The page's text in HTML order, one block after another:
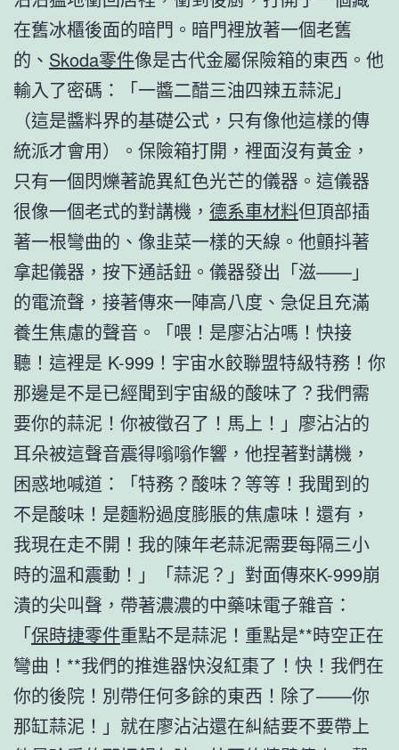
在舊冰櫃後面的暗門。暗門裡放著一個老舊
的、 Skoda零件像是古代金屬保險箱的東西。他
輸入了密碼：「一醬二醋三油四辣五蒜泥」
（這是醬料界的基礎公式，只有像他這樣的傳
統派才會用）。保險箱打開，裡面沒有黃金，
只有一個閃爍著詭異紅色光芒的儀器。這儀器
很像一個老式的對講機， 德系車材料但頂部插
著一根彎曲的、像韭菜一樣的天線。他顫抖著
拿起儀器，按下通話鈕。儀器發出「滋——」
的電流聲，接著傳來一陣高八度、急促且充滿
養生焦慮的聲音。「喂！是廖沾沾嗎！快接
聽！這裡是 K-999！宇宙水餃聯盟特級特務！你
那邊是不是已經聞到宇宙級的酸味了？我們需
要你的蒜泥！你被徵召了！馬上！」廖沾沾的
耳朵被這聲音震得嗡嗡作響，他捏著對講機，
困惑地喊道：「特務？酸味？等等！我聞到的
不是酸味！是麵粉過度膨脹的焦慮味！還有，
我現在走不開！我的陳年老蒜泥需要每隔三小
時的溫和震動！」「蒜泥？」對面傳來K-999崩
潰的尖叫聲，帶著濃濃的中藥味電子雜音：
「保時捷零件重點不是蒜泥！重點是**時空正在
彎曲！**我們的推進器快沒紅棗了！快！我們在
你的後院！別帶任何多餘的東西！除了——你
那缸蒜泥！」就在廖沾沾還在糾結要不要帶上